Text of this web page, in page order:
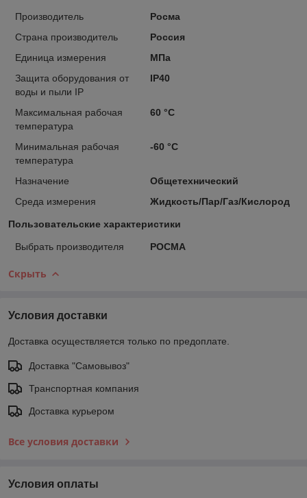
Производитель
Росма
Страна производитель
Россия
Единица измерения
МПа
Защита оборудования от
воды и пыли IP
IP40
Максимальная рабочая
температура
60 °С
Минимальная рабочая
температура
-60 °С
Назначение
Общетехнический
Среда измерения
Жидкость/Пар/Газ/Кислород
Пользовательские характеристики
Выбрать производителя РОСМА
Скрыть
Условия доставки
Доставка осуществляется только по предоплате.
Доставка "Самовывоз"
Транспортная компания
Доставка курьером
Все условия доставки
Условия оплаты